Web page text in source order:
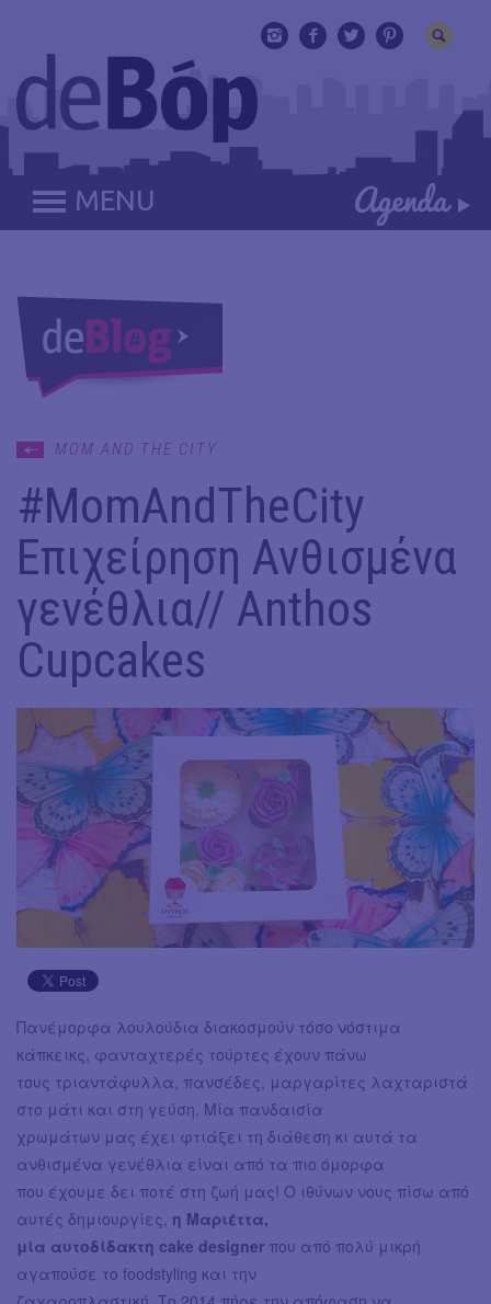
MENU
MOM AND THE CITY
#MomAndTheCity
Επιχείρηση Ανθισμένα
γενέθλια// Anthos
Cupcakes
Πανέμορφα λουλούδια διακοσμούν τόσο νόστιμα
κάπκεικς, φανταχτερές τούρτες έχουν πάνω
τους τριαντάφυλλα, πανσέδες, μαργαρίτες λαχταριστά
στο μάτι και στη γεύση. Μία πανδαισία
χρωμάτων μας έχει φτιάξει τη διάθεση κι αυτά τα
ανθισμένα γενέθλια είναι από τα πιο όμορφα
που έχουμε δει ποτέ στη ζωή μας! Ο ιθύνων νους πίσω από
αυτές δημιουργίες, η Μαριέττα,
μία αυτοδίδακτη cake designer που από πολύ μικρή
αγαπούσε το foodstyling και την